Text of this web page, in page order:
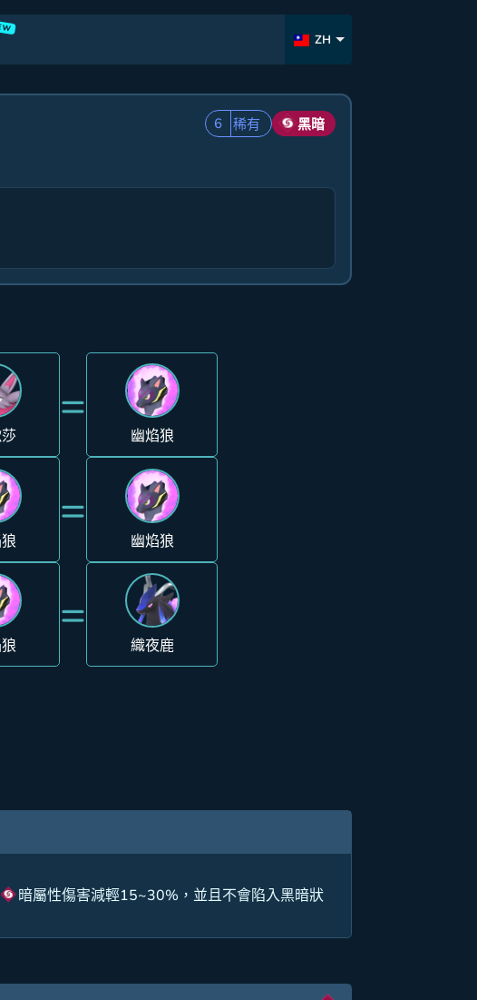
ZH
6 稀有 黑暗
=
幽焰狼
=
幽焰狼
=
織夜鹿
暗屬性傷害減輕15~30%，並且不會陷入黑暗狀